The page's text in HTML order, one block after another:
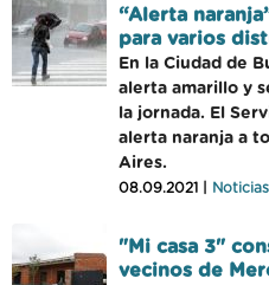
“Alerta
para varios
En la Ciudad de
alerta amarillo y
la jornada. El
alerta naranja a
Aires.
08.09.2021 | Noticias
"Mi casa 3"
vecinos de